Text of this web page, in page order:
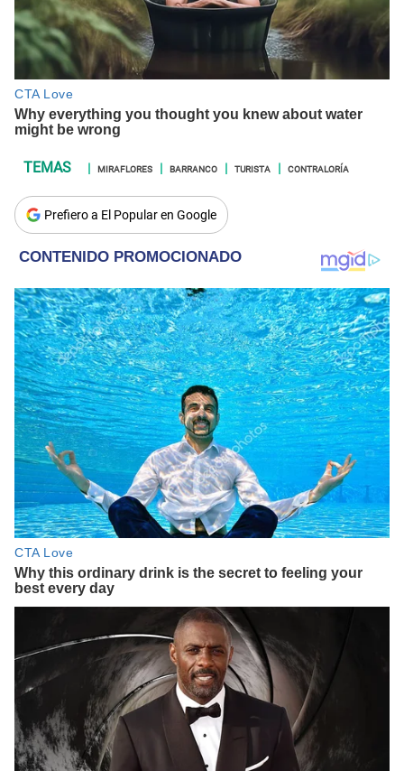
MIRAFLORES BARRANCO TURISTA CONTRALORÍA
Prefiero a El Popular en Google